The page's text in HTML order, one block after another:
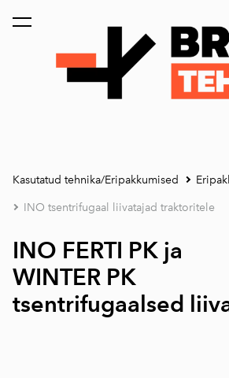
lisati ostukorvi. Vaata ostukorvi
Kasutatud tehnika/Eripakkumised
INO tsentrifugaal liivatajad traktoritele
INO FERTI PK ja
WINTER PK
tsentrifugaalsed